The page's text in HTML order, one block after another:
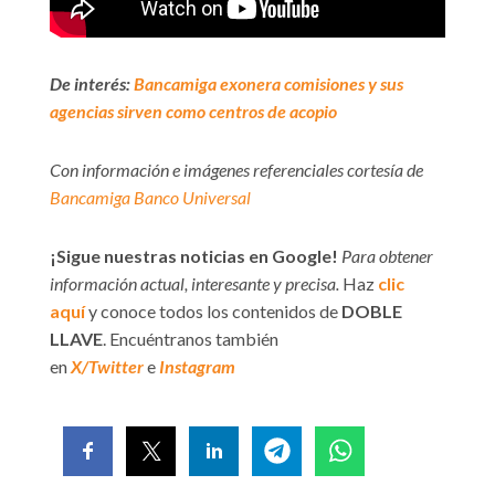
De interés:Bancamiga exonera comisiones y sus
agencias sirven como centros de acopio
Con información e imágenes referenciales cortesía de
Bancamiga Banco Universal
¡Sigue nuestras noticias en Google! Para obtener
información actual, interesante y precisa. Haz clic
aquíy conoce todos los contenidos de DOBLE
LLAVE . Encuéntranos también
en X/Twittere Instagram